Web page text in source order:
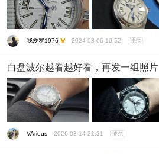
我爱罗1976 2024-03-06 10:52 波尔
白盘波尔越看越好看，再发一组照片
VArious 2026-03-14 21:31 波尔